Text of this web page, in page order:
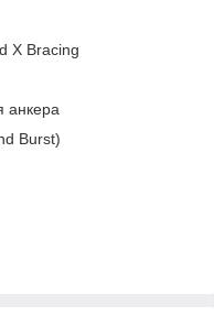
X Bracing
анкера
Burst)